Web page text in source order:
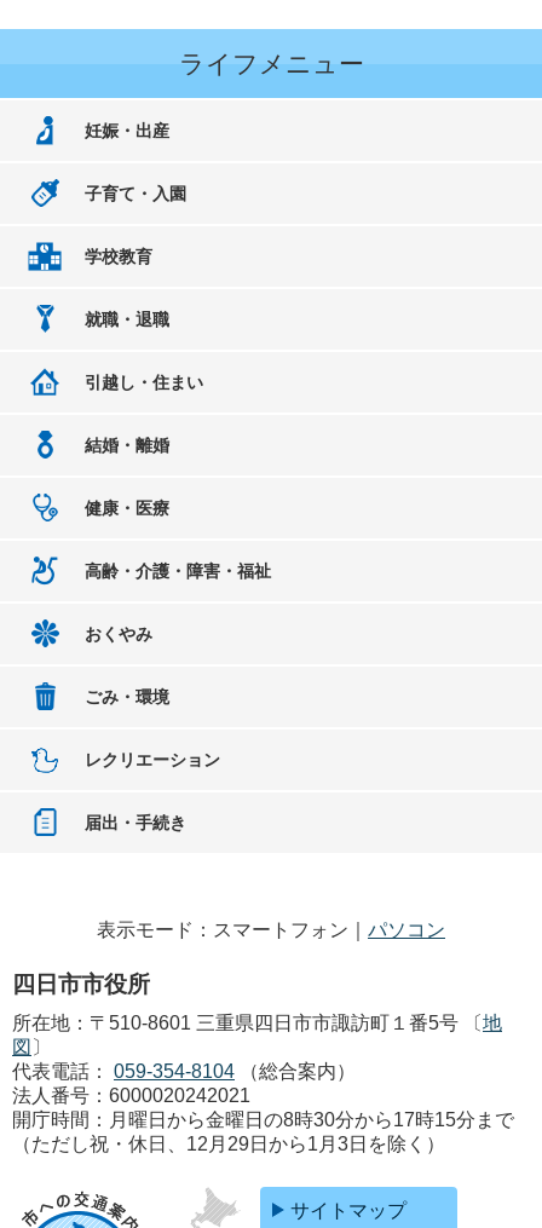
ライフメニュー
妊娠・出産
子育て・入園
学校教育
就職・退職
引越し・住まい
結婚・離婚
健康・医療
高齢・介護・障害・福祉
おくやみ
ごみ・環境
レクリエーション
届出・手続き
表示モード：スマートフォン｜ パソコン
四日市市役所
所在地：〒510-8601 三重県四日市市諏訪町１番5号 〔地
図 〕
代表電話：
059-354-8104
（総合案内）
法人番号：6000020242021
開庁時間：月曜日から金曜日の8時30分から17時15分まで
（ただし祝・休日、12月29日から1月3日を除く）
サイトマップ